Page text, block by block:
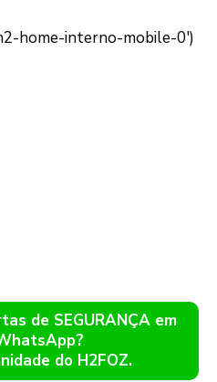
de SEGURANÇA em
do H2FOZ.